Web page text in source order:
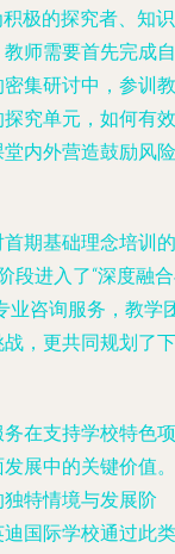
极的探究者、知识
师需要首先完成自
集研讨中，参训教
究单元，如何有效
内外营造鼓励风险
期基础理念培训的
段进入了“深度融
业咨询服务，教学
，更共同规划了下
在支持学校特色项
展中的关键价值。
特情境与发展阶
国际学校通过此类